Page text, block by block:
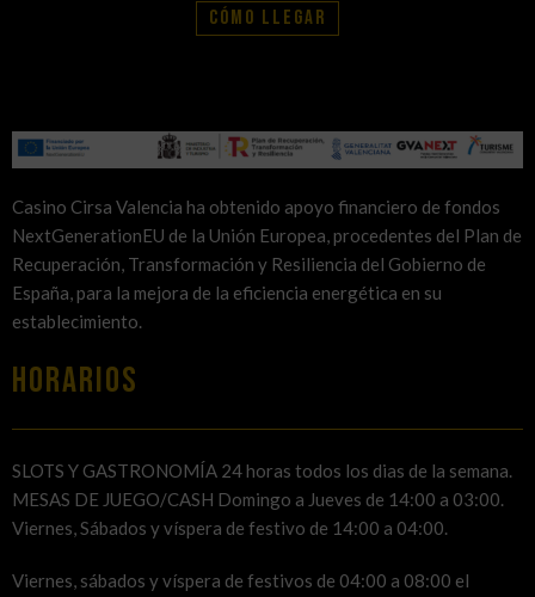
Cómo llegar
Casino Cirsa Valencia ha obtenido apoyo financiero de fondos
NextGenerationEU de la Unión Europea, procedentes del Plan de
Recuperación, Transformación y Resiliencia del Gobierno de
España, para la mejora de la eficiencia energética en su
establecimiento.
HORARIOS
SLOTS Y GASTRONOMÍA 24 horas todos los dias de la semana.
MESAS DE JUEGO/CASH Domingo a Jueves de 14:00 a 03:00.
Viernes, Sábados y víspera de festivo de 14:00 a 04:00.
Viernes, sábados y víspera de festivos de 04:00 a 08:00 el